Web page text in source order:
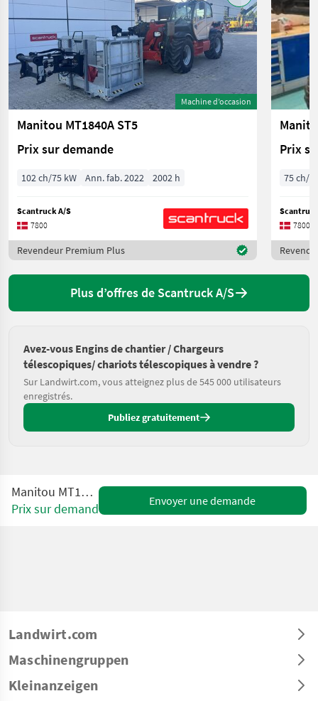
Machine d’occasion
Manitou MT1840A ST5
Prix sur demande
102 ch/75 kW Ann. fab. 2022 2002 h
Scantruck A/S
7800
Revendeur Premium Plus
Prix
75 ch/
7800
Plus d’offres de Scantruck A/S
Avez-vous Engins de chantier / Chargeurs
télescopiques/ chariots télescopiques à vendre ?
Sur Landwirt.com, vous atteignez plus de 545 000 utilisateurs
enregistrés.
Publiez gratuitement
Manitou MT1840A ST3B
Prix sur demande
Envoyer une demande
Landwirt.com
Maschinengruppen
Kleinanzeigen